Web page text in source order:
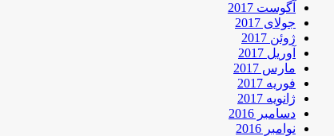
آگوست 2017
جولای 2017
ژوئن 2017
آوریل 2017
مارس 2017
فوریه 2017
ژانویه 2017
دسامبر 2016
نوامبر 2016